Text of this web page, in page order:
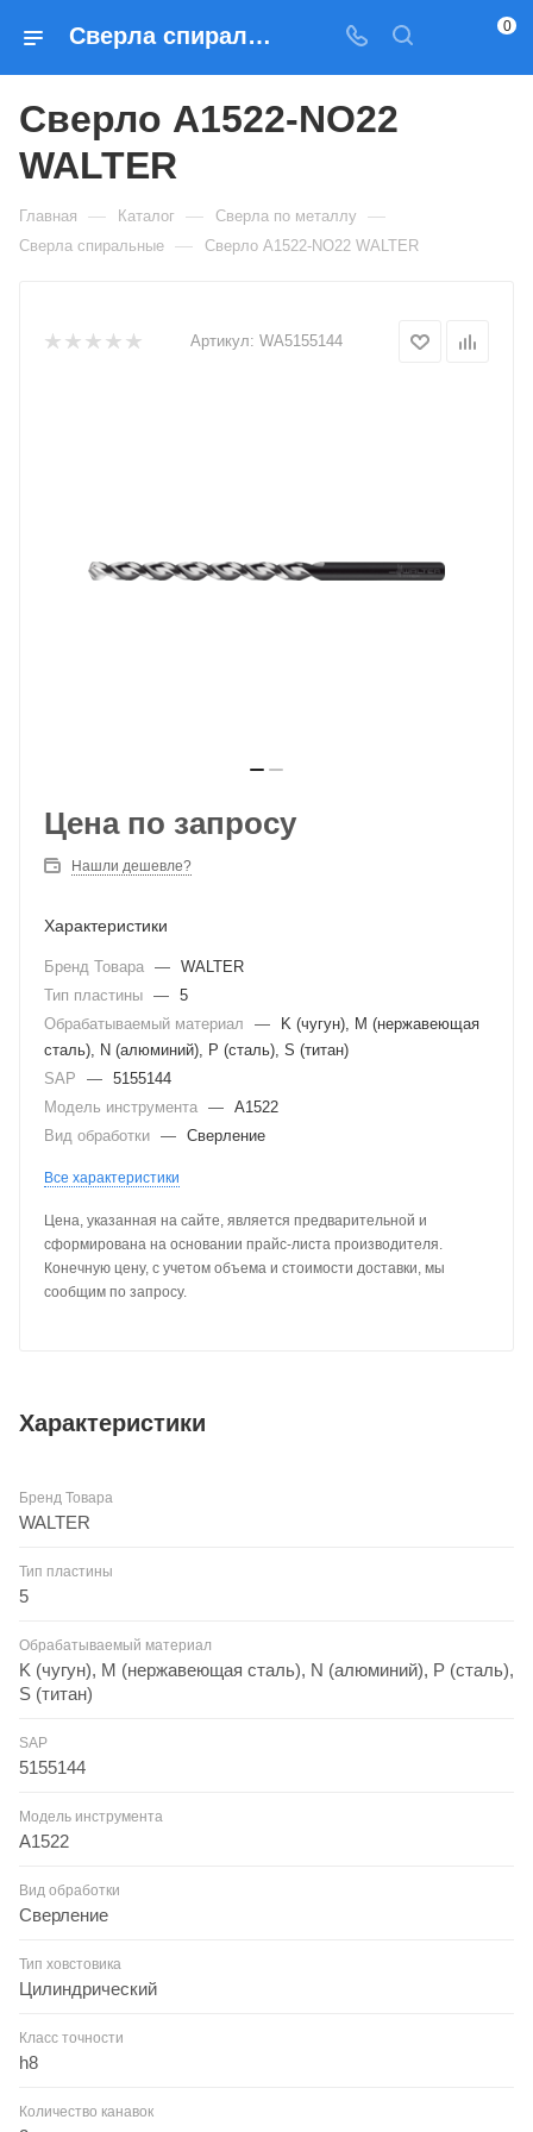
Сверла спиральные Сверло A1522-NO22 WALTER — купить по выгодным ценам в Москве 0
Сверло A1522-NO22
WALTER
Главная — Каталог — Сверла по металлу —
Сверла спиральные — Сверло A1522-NO22 WALTER
Артикул: WA5155144
Цена по запросу
Нашли дешевле?
Характеристики
Бренд Товара — WALTER
Тип пластины — 5
Обрабатываемый материал
—
K (чугун), M (нержавеющая
сталь), N (алюминий), P (сталь), S (титан)
SAP
— 5155144
Модель инструмента — A1522
Вид обработки — Сверление
Все характеристики
Цена, указанная на сайте, является предварительной и
сформирована на основании прайс-листа производителя.
Конечную цену, с учетом объема и стоимости доставки, мы
сообщим по запросу.
Характеристики
Бренд Товара
WALTER
Тип пластины
5
Обрабатываемый материал
K (чугун), M (нержавеющая сталь), N (алюминий), P (сталь),
S (титан)
SAP
5155144
Модель инструмента
A1522
Вид обработки
Сверление
Тип ховстовика
Цилиндрический
Класс точности
h8
Количество канавок